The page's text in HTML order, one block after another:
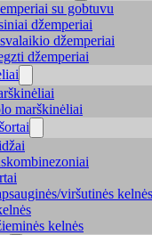
su gobtuvu
džemperiai
džemperiai
džemperiai
marškinėliai
viršutinės kelnės
kelnės